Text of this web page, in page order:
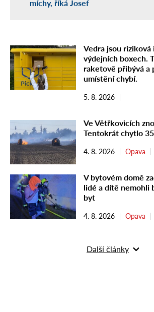
míchy, říká Josef
Vedra jsou riziková
výdejních boxech.
raketově přibývá a
umístění chybí.
5. 8. 2026
Ve Větřkovicích
Tentokrát chytlo
4. 8. 2026 Opava
V bytovém domě
lidé a dítě nemohli
byt
4. 8. 2026 Opava
Další články